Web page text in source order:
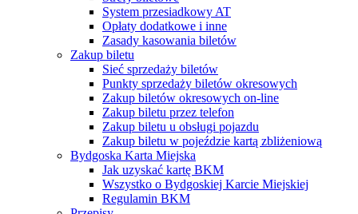
System przesiadkowy AT
Opłaty dodatkowe i inne
Zasady kasowania biletów
Zakup biletu
Sieć sprzedaży biletów
Punkty sprzedaży biletów okresowych
Zakup biletów okresowych on-line
Zakup biletu przez telefon
Zakup biletu u obsługi pojazdu
Zakup biletu w pojeździe kartą zbliżeniową
Bydgoska Karta Miejska
Jak uzyskać kartę BKM
Wszystko o Bydgoskiej Karcie Miejskiej
Regulamin BKM